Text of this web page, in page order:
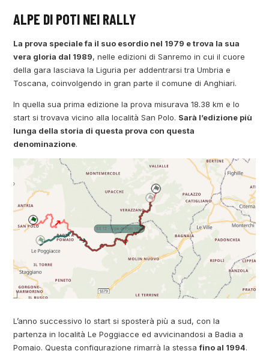
ALPE DI POTI NEI RALLY
La prova speciale fa il suo esordio nel 1979 e trova la sua
vera gloria dal 1989, nelle edizioni di Sanremo in cui il cuore
della gara lasciava la Liguria per addentrarsi tra Umbria e
Toscana, coinvolgendo in gran parte il comune di Anghiari.
In quella sua prima edizione la prova misurava 18.38 km e lo
start si trovava vicino alla località San Polo. Sarà l’edizione più
lunga della storia di questa prova con questa
denominazione.
L’anno successivo lo start si sposterà più a sud, con la
partenza in località Le Poggiacce ed avvicinandosi a Badia a
Pomaio. Questa configurazione rimarrà la stessafino al 1994.